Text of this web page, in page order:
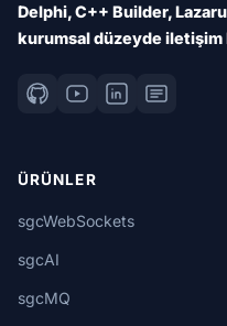
Delphi, C++ Builder,
kurumsal düzeyde
ÜRÜNLER
sgcWebSockets
sgcAI
sgcMQ